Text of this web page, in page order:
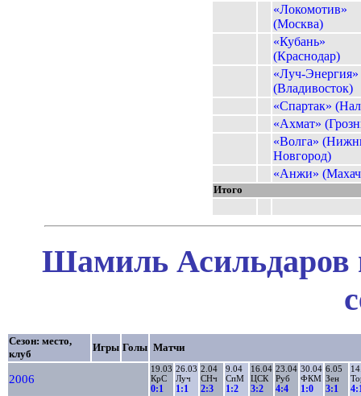
«Локомотив»
(Москва)
«Кубань»
(Краснодар)
«Луч-Энергия»
(Владивосток)
«Спартак»
«Ахмат»
«Волга»
Новгород)
«Анжи»
Итого
Шамиль Асильдаров
Сезон: место,
клуб
Игры Голы Матчи
2006
19.03
КрС
0:1
26.03
Луч
1:1
2.04
СНч
2:3
9.04
СпМ
1:2
16.04
ЦСК
3:2
23.04
Руб
4:4
30.04
ФКМ
1:0
6.05
Зен
3:1